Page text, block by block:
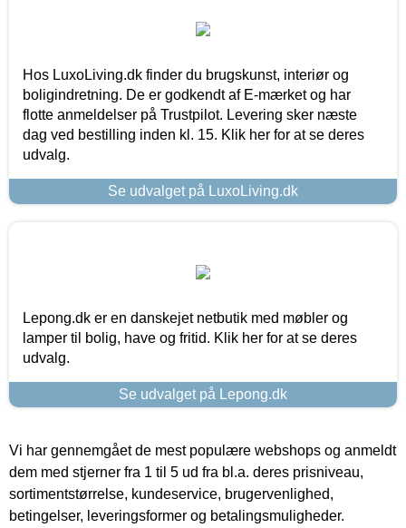
Hos LuxoLiving.dk finder du brugskunst, interiør og
boligindretning. De er godkendt af E-mærket og har
flotte anmeldelser på Trustpilot. Levering sker næste
dag ved bestilling inden kl. 15. Klik her for at se deres
udvalg.
Se udvalget på LuxoLiving.dk
Lepong.dk er en danskejet netbutik med møbler og
lamper til bolig, have og fritid. Klik her for at se deres
udvalg.
Se udvalget på Lepong.dk
Vi har gennemgået de mest populære webshops og anmeldt
dem med stjerner fra 1 til 5 ud fra bl.a. deres prisniveau,
sortimentstørrelse, kundeservice, brugervenlighed,
betingelser, leveringsformer og betalingsmuligheder.